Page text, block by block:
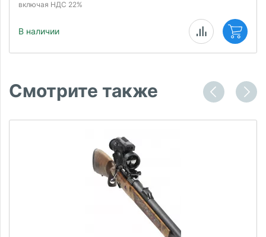
включая НДС 22%
В наличии
Смотрите также